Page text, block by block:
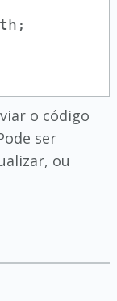
o código
ser
ou